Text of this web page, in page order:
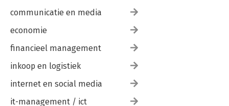
communicatie en media
economie
financieel management
inkoop en logistiek
internet en social media
it-management / ict